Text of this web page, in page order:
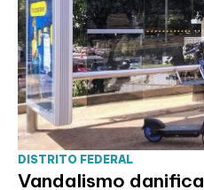
DISTRITO FEDERAL
Vandalismo